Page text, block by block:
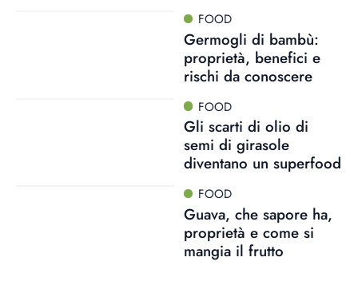
FOOD
Germogli di bambù:
proprietà, benefici e
rischi da conoscere
FOOD
Gli scarti di olio di
semi di girasole
diventano un superfood
FOOD
Guava, che sapore ha,
proprietà e come si
mangia il frutto